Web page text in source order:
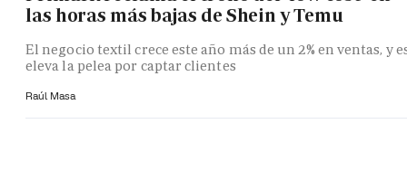
las horas más bajas de Shein y Temu
El negocio textil crece este año más de un 2% en ventas, y
eleva la pelea por captar clientes
Raúl Masa